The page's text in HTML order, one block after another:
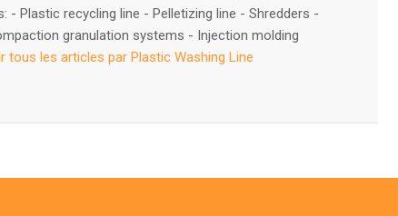
- Plastic recycling line - Pelletizing line - Shredders -
granulation systems - Injection molding
tous les articles par Plastic Washing Line